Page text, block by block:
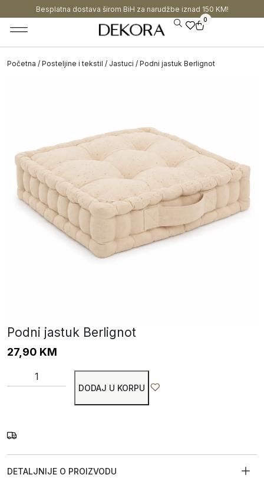
Besplatna dostava širom BiH za narudžbe iznad 150 KM!
0
Početna / Posteljine i tekstil / Jastuci / Podni jastuk Berlignot
Podni jastuk Berlignot
27,90 KM
DODAJ U KORPU
DETALJNIJE O PROIZVODU